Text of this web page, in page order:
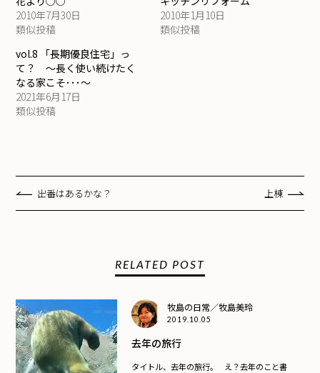
2010年7月30日
類似投稿
2010年1月10日
類似投稿
vol.8 「長期優良住宅」っ
て？ ～長く使い続けたく
なる家こそ･･･～
2021年6月17日
類似投稿
出番はあるかな？ 上棟
RELATED POST
牧島の日常／牧島美玲
2019.10.05
去年の旅行
タイトル、去年の旅行。 え？去年のこと書